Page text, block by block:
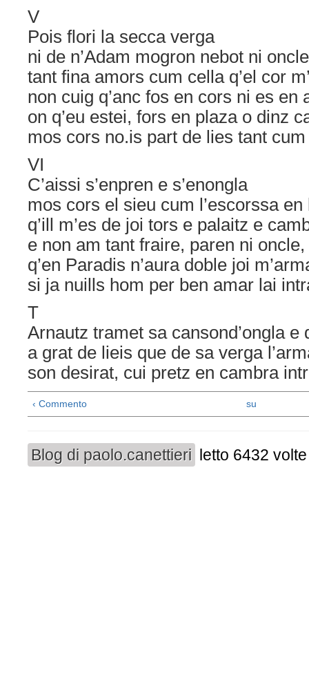
V
Pois flori la secca verga
ni de n’Adam mogron nebot ni oncle
tant fina amors cum cella q’el cor
non cuig q’anc fos en cors ni es en
on q’eu estei, fors en plaza o dinz
mos cors no.is part de lies tant cum
VI
C’aissi s’enpren e s’enongla
mos cors el sieu cum l’escorssa en
q’ill m’es de joi tors e palaitz e
e non am tant fraire, paren ni oncle,
q’en Paradis n’aura doble joi
si ja nuills hom per ben amar lai
T
Arnautz tramet sa cansond’ongla e
a grat de lieis que de sa verga
son desirat, cui pretz en cambra
‹ Commento su
Blog di paolo.canettieri letto 6432 volte